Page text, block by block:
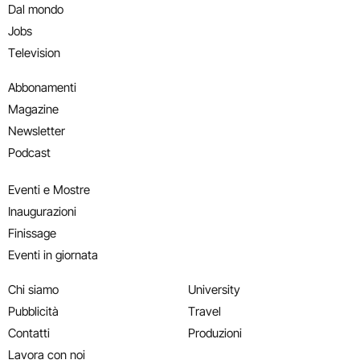
Dal mondo
Jobs
Television
Abbonamenti
Magazine
Newsletter
Podcast
Eventi e Mostre
Inaugurazioni
Finissage
Eventi in giornata
Chi siamo
Pubblicità
Contatti
Lavora con noi
University
Travel
Produzioni